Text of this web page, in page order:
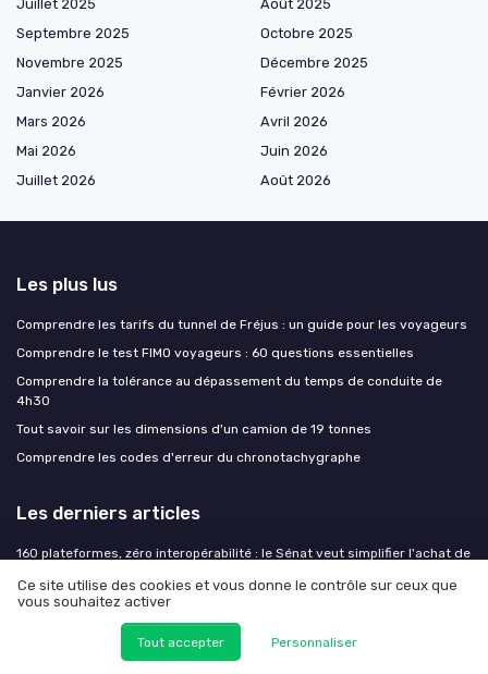
Juillet 2025
Août 2025
Septembre 2025
Octobre 2025
Novembre 2025
Décembre 2025
Janvier 2026
Février 2026
Mars 2026
Avril 2026
Mai 2026
Juin 2026
Juillet 2026
Août 2026
Les plus lus
Comprendre les tarifs du tunnel de Fréjus : un guide pour les voyageurs
Comprendre le test FIMO voyageurs : 60 questions essentielles
Comprendre la tolérance au dépassement du temps de conduite de
4h30
Tout savoir sur les dimensions d'un camion de 19 tonnes
Comprendre les codes d'erreur du chronotachygraphe
Les derniers articles
160 plateformes, zéro interopérabilité : le Sénat veut simplifier l'achat de
Comment la V4 pipeline en cours transforme la RSE et le futur du travail
dans le transport
Péages, matériel roulant, données : l'Autorité de la concurrence pointe
Ce site utilise des cookies et vous donne le contrôle sur ceux que
vous souhaitez activer
Tout accepter Personnaliser